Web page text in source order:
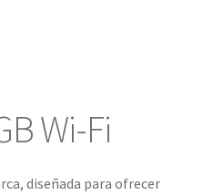
Wi-Fi
diseñada para ofrecer